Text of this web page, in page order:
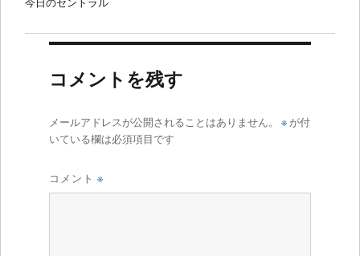
コメントを残す
メールアドレスが公開されることはありません。 ※が付
いている欄は必須項目です
コメント ※